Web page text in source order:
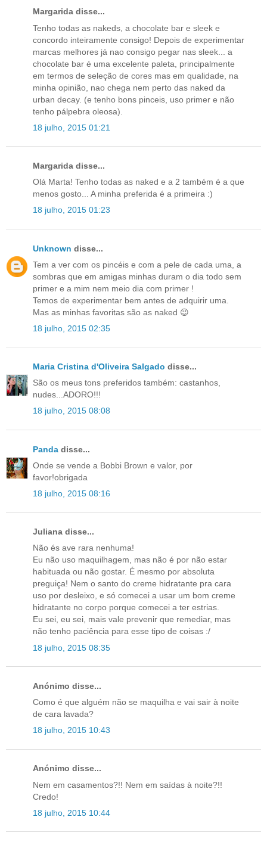
Margarida disse...
Tenho todas as nakeds, a chocolate bar e sleek e
concordo inteiramente consigo! Depois de experimentar
marcas melhores já nao consigo pegar nas sleek... a
chocolate bar é uma excelente paleta, principalmente
em termos de seleção de cores mas em qualidade, na
minha opinião, nao chega nem perto das naked da
urban decay. (e tenho bons pinceis, uso primer e não
tenho pálpebra oleosa).
18 julho, 2015 01:21
Margarida disse...
Olá Marta! Tenho todas as naked e a 2 também é a que
menos gosto... A minha preferida é a primeira :)
18 julho, 2015 01:23
Unknown disse...
Tem a ver com os pincéis e com a pele de cada uma, a
sombras que em amigas minhas duram o dia todo sem
primer e a mim nem meio dia com primer !
Temos de experimentar bem antes de adquirir uma.
Mas as minhas favoritas são as naked 😉
18 julho, 2015 02:35
Maria Cristina d'Oliveira Salgado disse...
São os meus tons preferidos também: castanhos,
nudes...ADORO!!!
18 julho, 2015 08:08
Panda disse...
Onde se vende a Bobbi Brown e valor, por
favor!obrigada
18 julho, 2015 08:16
Juliana disse...
Não és ave rara nenhuma!
Eu não uso maquilhagem, mas não é por não estar
habituada ou não gostar. É mesmo por absoluta
preguiça! Nem o santo do creme hidratante pra cara
uso por desleixo, e só comecei a usar um bom creme
hidratante no corpo porque comecei a ter estrias.
Eu sei, eu sei, mais vale prevenir que remediar, mas
não tenho paciência para esse tipo de coisas :/
18 julho, 2015 08:35
Anónimo disse...
Como é que alguém não se maquilha e vai sair à noite
de cara lavada?
18 julho, 2015 10:43
Anónimo disse...
Nem em casamentos?!! Nem em saídas à noite?!!
Credo!
18 julho, 2015 10:44